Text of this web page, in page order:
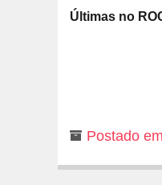
Últimas no
Postado